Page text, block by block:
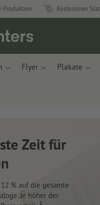
Produktion Kostenloser
Flyer Plakate
und
Apfelresten und